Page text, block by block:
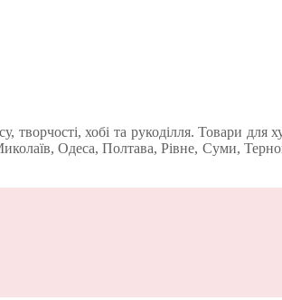
хобі та рукоділля. Товари для
Одеса, Полтава, Рівне, Суми,